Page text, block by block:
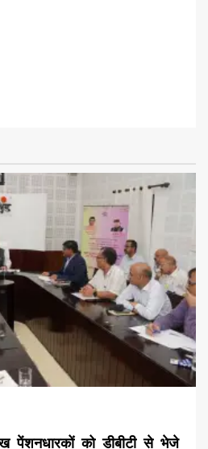
पेंशनधारकों को डीबीटी से भेजे